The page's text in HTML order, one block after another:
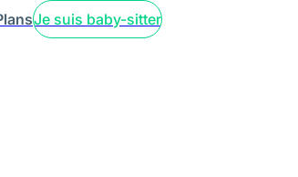
Je suis baby-sitter